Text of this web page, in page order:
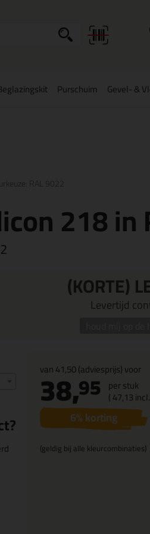
Purschuim Gevel- &
RAL 9022
218 in
(KORTE)
Levertijd
van41,50(adviesprijs) voor
38,95 per stuk
(47,13
6% korting
(geldig bij alle kleurcombinaties)